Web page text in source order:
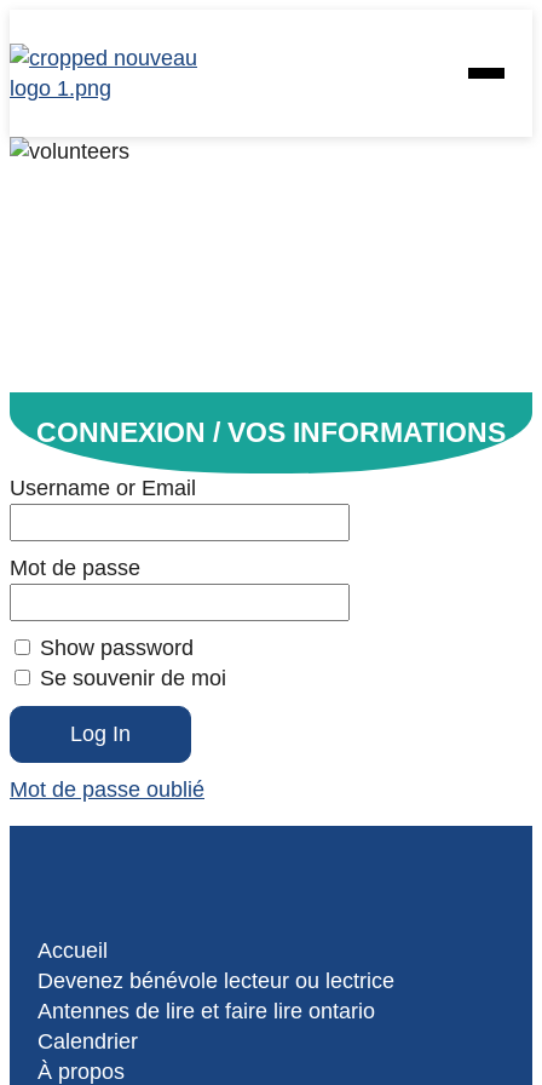
to
content
Homepage
Link
Open
CONNEXION / VOS INFORMATIONS
Username or Email
Mot de passe
Show password
Se souvenir de moi
Mot de passe oublié
Accueil
Devenez bénévole lecteur ou lectrice
Antennes de lire et faire lire ontario
Calendrier
À propos